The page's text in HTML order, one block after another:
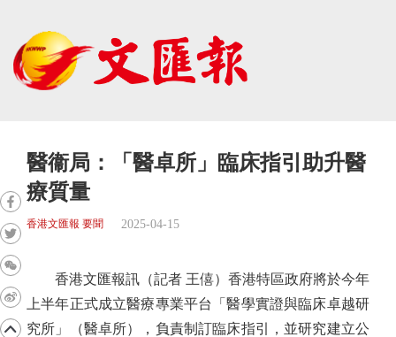
醫衞局：「醫卓所」臨床指引助升醫
療質量
香港文匯報 要聞 2025-04-15
香港文匯報訊（記者 王僖）香港特區政府將於今年
上半年正式成立醫療專業平台「醫學實證與臨床卓越研
究所」（醫卓所），負責制訂臨床指引，並研究建立公